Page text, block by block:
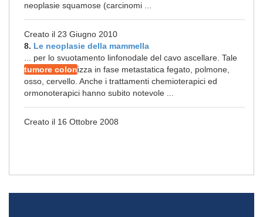
neoplasie squamose (carcinomi ...
Creato il 23 Giugno 2010
8. Le neoplasie della mammella
... per lo svuotamento linfonodale del cavo ascellare. Tale
tumore colonizza in fase metastatica fegato, polmone,
osso, cervello. Anche i trattamenti chemioterapici ed
ormonoterapici hanno subito notevole ...
Creato il 16 Ottobre 2008